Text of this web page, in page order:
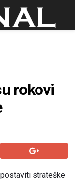
rokovi
strateške